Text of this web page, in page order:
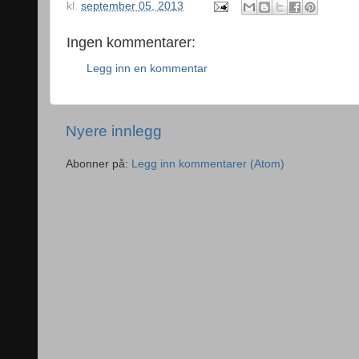
kl. september 05, 2013
Ingen kommentarer:
Legg inn en kommentar
Nyere innlegg
Abonner på: Legg inn kommentarer (Atom)